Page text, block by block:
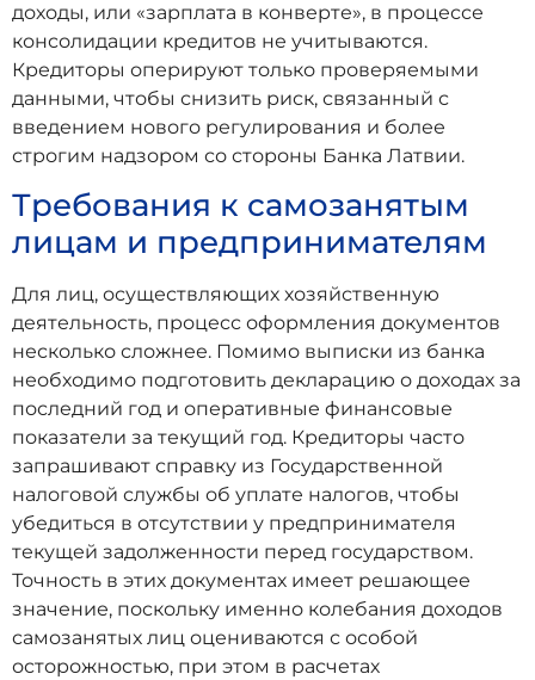
доходы, или «зарплата в конверте», в процессе
консолидации кредитов не учитываются.
Кредиторы оперируют только проверяемыми
данными, чтобы снизить риск, связанный с
введением нового регулирования и более
строгим надзором со стороны Банка Латвии.
Требования к самозанятым
лицам и предпринимателям
Для лиц, осуществляющих хозяйственную
деятельность, процесс оформления документов
несколько сложнее. Помимо выписки из банка
необходимо подготовить декларацию о доходах за
последний год и оперативные финансовые
показатели за текущий год. Кредиторы часто
запрашивают справку из Государственной
налоговой службы об уплате налогов, чтобы
убедиться в отсутствии у предпринимателя
текущей задолженности перед государством.
Точность в этих документах имеет решающее
значение, поскольку именно колебания доходов
самозанятых лиц оцениваются с особой
осторожностью, при этом в расчетах